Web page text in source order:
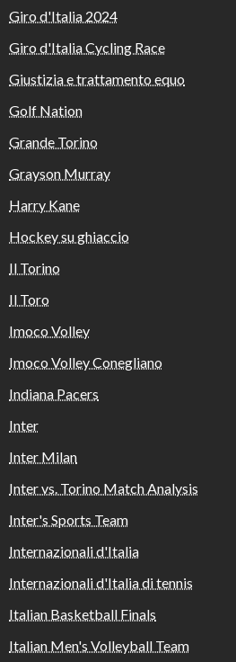
Giro d'Italia 2024
Giro d'Italia Cycling Race
Giustizia e trattamento equo
Golf Nation
Grande Torino
Grayson Murray
Harry Kane
Hockey su ghiaccio
Il Torino
Il Toro
Imoco Volley
Imoco Volley Conegliano
Indiana Pacers
Inter
Inter Milan
Inter vs. Torino Match Analysis
Inter's Sports Team
Internazionali d'Italia
Internazionali d'Italia di tennis
Italian Basketball Finals
Italian Men's Volleyball Team